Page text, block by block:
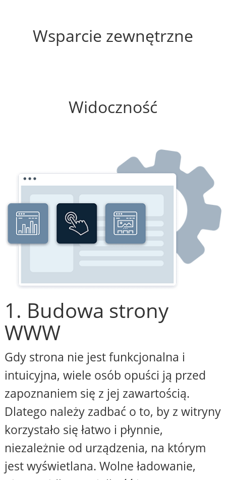
Wsparcie zewnętrzne
Widoczność
1. Budowa strony
WWW
Gdy strona nie jest funkcjonalna i
intuicyjna, wiele osób opuści ją przed
zapoznaniem się z jej zawartością.
Dlatego należy zadbać o to, by z witryny
korzystało się łatwo i płynnie,
niezależnie od urządzenia, na którym
jest wyświetlana. Wolne ładowanie,